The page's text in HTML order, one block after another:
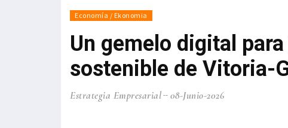
Economía / Ekonomia
Un gemelo digital
sostenible de Vitoria-
Estrategia Empresarial 08-Junio-2026